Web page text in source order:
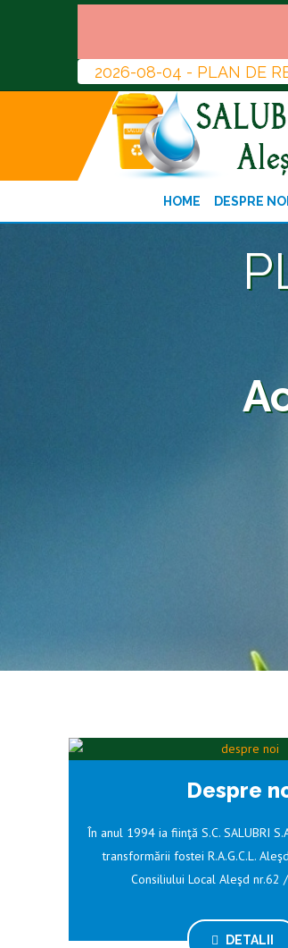
2026-08-04 - PLAN DE
HOME DESPRE NOI
Despre
În anul 1994 ia fiinţă S.C. SALUBRI
transformării fostei R.A.G.C.L.
Consiliului Local Aleşd nr.62
DETALII